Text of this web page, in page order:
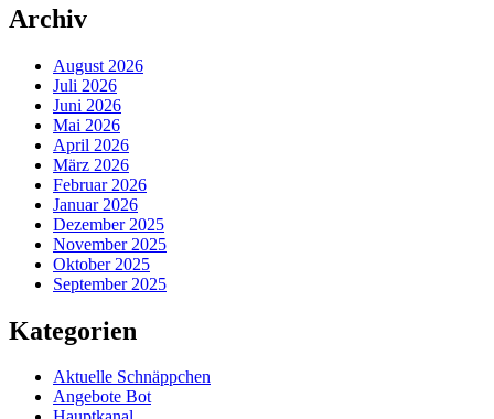
Archiv
August 2026
Juli 2026
Juni 2026
Mai 2026
April 2026
März 2026
Februar 2026
Januar 2026
Dezember 2025
November 2025
Oktober 2025
September 2025
Kategorien
Aktuelle Schnäppchen
Angebote Bot